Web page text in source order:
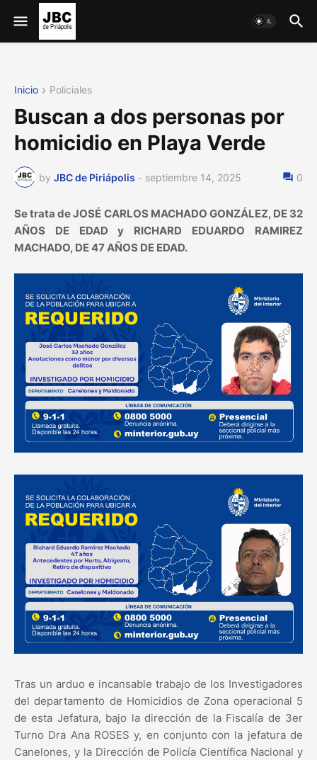
Inicio Policiales
Buscan a dos personas por
homicidio en Playa Verde
by JBC de Piriápolis - septiembre 14, 2025 0
Se trata de JOSÉ CARLOS MACHADO GONZÁLEZ, DE 32
AÑOS DE EDAD y RICHARD EDUARDO RAMIREZ
MACHADO, DE 47 AÑOS DE EDAD.
Tras un arduo e incansable trabajo de los Investigadores
del departamento de Homicidios de Zona operacional 5
de esta Jefatura, bajo la dirección de la Fiscalía de 3er
Turno Dra Ana ROSES y, en conjunto con la jefatura de
Canelones, y la Dirección de Policía Científica Nacional y